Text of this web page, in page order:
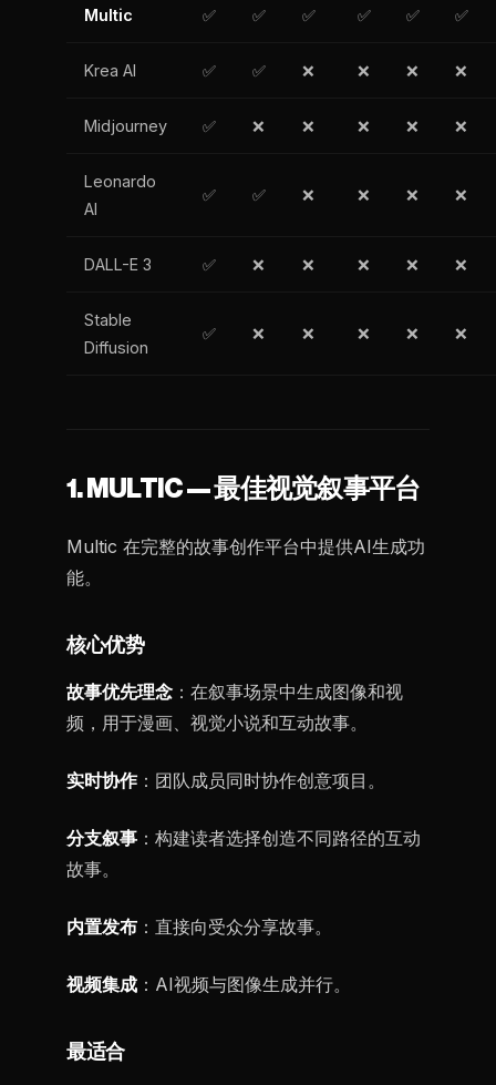
Multic ✅ ✅ ✅ ✅ ✅ ✅
Krea AI ✅ ✅ ❌ ❌ ❌ ❌
Midjourney ✅ ❌ ❌ ❌ ❌ ❌
Leonardo
AI
✅ ✅ ❌ ❌ ❌ ❌
DALL-E 3 ✅ ❌ ❌ ❌ ❌ ❌
Stable
Diffusion
✅ ❌ ❌ ❌ ❌ ❌
1. MULTIC — 最佳视觉叙事平台
Multic 在完整的故事创作平台中提供AI生成功
能。
核心优势
故事优先理念 ：在叙事场景中生成图像和视
频，用于漫画、视觉小说和互动故事。
实时协作：团队成员同时协作创意项目。
分支叙事 ：构建读者选择创造不同路径的互动
故事。
内置发布 ：直接向受众分享故事。
视频集成 ：AI视频与图像生成并行。
最适合